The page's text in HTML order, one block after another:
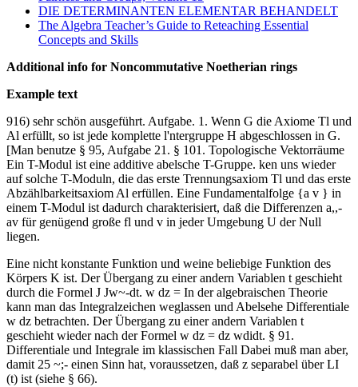
DIE DETERMINANTEN ELEMENTAR BEHANDELT
The Algebra Teacher’s Guide to Reteaching Essential
Concepts and Skills
Additional info for Noncommutative Noetherian rings
Example text
916) sehr schön ausgeführt. Aufgabe. 1. Wenn G die Axiome Tl und
Al erfüllt, so ist jede komplette l'ntergruppe H abgeschlossen in G.
[Man benutze § 95, Aufgabe 21. § 101. Topologische Vektorräume
Ein T-Modul ist eine additive abelsche T-Gruppe. ken uns wieder
auf solche T-Moduln, die das erste Trennungsaxiom Tl und das erste
Abzählbarkeitsaxiom Al erfüllen. Eine Fundamentalfolge {a v } in
einem T-Modul ist dadurch charakterisiert, daß die Differenzen a,,-
av für genügend große fl und v in jeder Umgebung U der Null
liegen.
Eine nicht konstante Funktion und weine beliebige Funktion des
Körpers K ist. Der Übergang zu einer andern Variablen t geschieht
durch die Formel J Jw~-dt. w dz = In der algebraischen Theorie
kann man das Integralzeichen weglassen und Abelsehe Differentiale
w dz betrachten. Der Übergang zu einer andern Variablen t
geschieht wieder nach der Formel w dz = dz wdidt. § 91.
Differentiale und Integrale im klassischen Fall Dabei muß man aber,
damit 25 ~;- einen Sinn hat, voraussetzen, daß z separabel über LI
(t) ist (siehe § 66).